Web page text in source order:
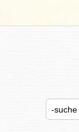
Search